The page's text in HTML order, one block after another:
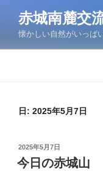
ン
赤城南麓交
懐かしい自然がいっぱ
日: 2025年5月7日
投
稿
日:
2025年5月7日
今日の赤城山